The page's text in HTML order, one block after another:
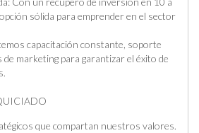
sólida para emprender en el sector
capacitación constante, soporte
marketing para garantizar el éxito de
que compartan nuestros valores.